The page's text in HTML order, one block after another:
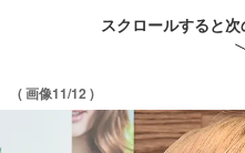
スクロールすると
( 画像11/12 )